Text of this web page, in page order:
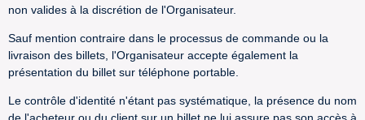
non valides à la discrétion de l'Organisateur.
Sauf mention contraire dans le processus de commande ou la
livraison des billets, l'Organisateur accepte également la
présentation du billet sur téléphone portable.
Le contrôle d'identité n'étant pas systématique, la présence du nom